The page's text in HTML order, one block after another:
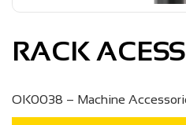
RACK
OK0038 – Machine